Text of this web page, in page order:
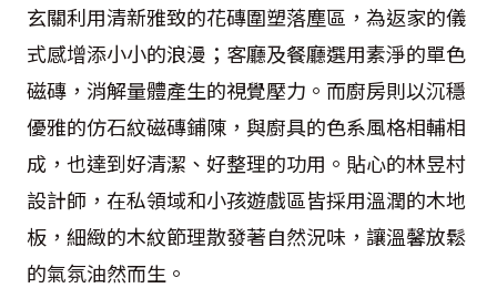
玄關利用清新雅致的花磚圍塑落塵區，為返家的儀
式感增添小小的浪漫；客廳及餐廳選用素淨的單色
磁磚，消解量體產生的視覺壓力。而廚房則以沉穩
優雅的仿石紋磁磚鋪陳，與廚具的色系風格相輔相
成，也達到好清潔、好整理的功用。貼心的林昱村
設計師，在私領域和小孩遊戲區皆採用溫潤的木地
板，細緻的木紋節理散發著自然況味，讓溫馨放鬆
的氣氛油然而生。